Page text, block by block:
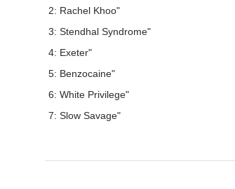
2: Rachel Khoo"
3: Stendhal Syndrome"
4: Exeter"
5: Benzocaine"
6: White Privilege"
7: Slow Savage"